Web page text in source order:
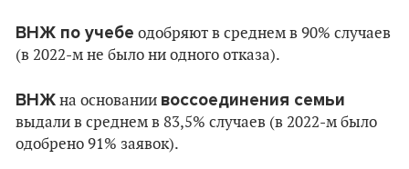
ВНЖ по учебе одобряют в среднем в 90% случаев
(в 2022-м не было ни одного отказа).
ВНЖ на основании воссоединения семьи
выдали в среднем в 83,5% случаев (в 2022-м было
одобрено 91% заявок).